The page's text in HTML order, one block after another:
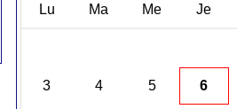
Lu Ma Me Je
3 4 5 6